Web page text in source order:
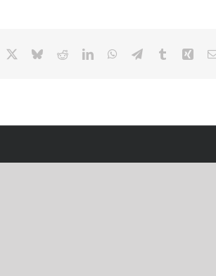
BlueskyRedditLinkedInWhatsApp
TelegramTumblrXing